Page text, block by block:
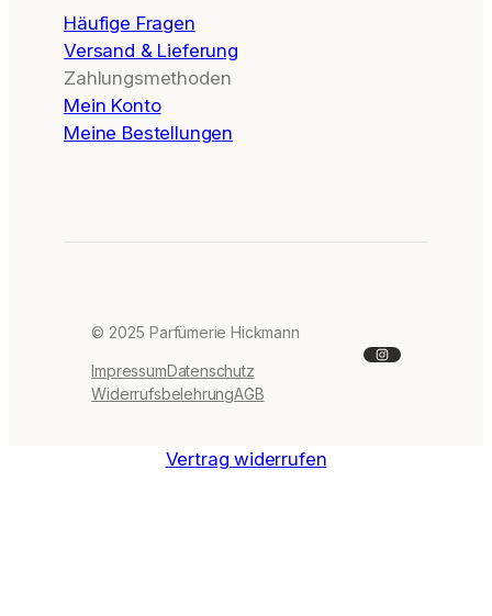
Häufige Fragen
Versand & Lieferung
Zahlungsmethoden
Mein Konto
Meine Bestellungen
© 2025 Parfümerie Hickmann
ImpressumDatenschutz
WiderrufsbelehrungAGB
Instagram
Vertrag widerrufen